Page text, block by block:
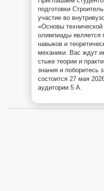
подготовки
участие во
«Основы
олимпиады является
навыков и
механики. Вас ждут
стыке теории и
знания и поборитесь
состоится 27 мая
аудитории 5 А.